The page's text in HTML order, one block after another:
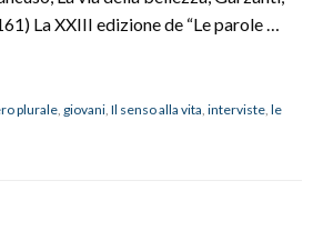
La XXIII edizione de “Le parole …
plurale, giovani, Il senso alla vita, interviste, le